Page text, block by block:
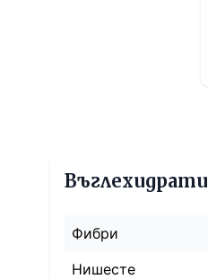
Въглехидрати
Фибри
Нишесте